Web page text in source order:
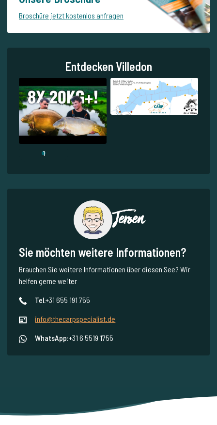
Broschüre jetzt kostenlos anfragen
Entdecken Villedon
1
Jeroen
Sie möchten weitere Informationen?
Brauchen Sie weitere Informationen über diesen See? Wir
helfen gerne weiter
Tel.+31 655 191 755
info@thecarpspecialist.de
WhatsApp:+31 6 5519 1755